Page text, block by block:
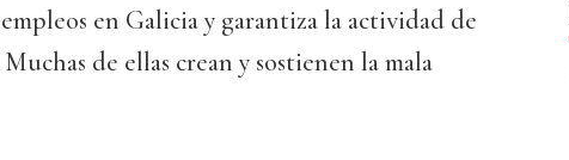
en Galicia y garantiza la actividad de
Muchas de ellas crean y sostienen la mala